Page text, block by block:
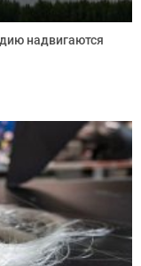
надвигаются